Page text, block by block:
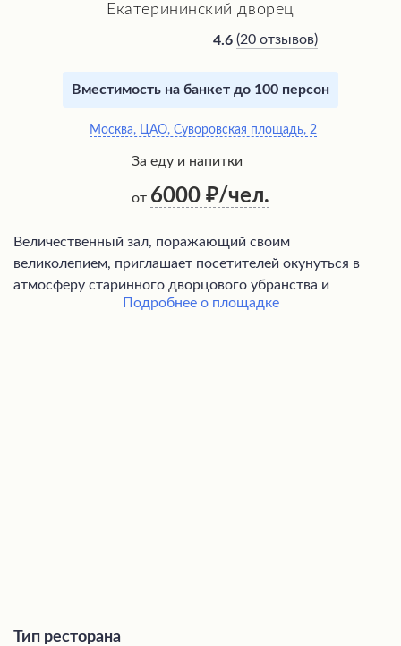
Екатерининский дворец
4.6 (20 отзывов)
Вместимость на банкет до 100 персон
Москва, ЦАО, Суворовская площадь, 2
За еду и напитки
от 6000 /чел.
Величественный зал, поражающий своим
великолепием, приглашает посетителей окунуться в
атмосферу старинного дворцового убранства и
роскоши. Высокие потолки, богато украшенные
Подробнее о площадке
Тип ресторана